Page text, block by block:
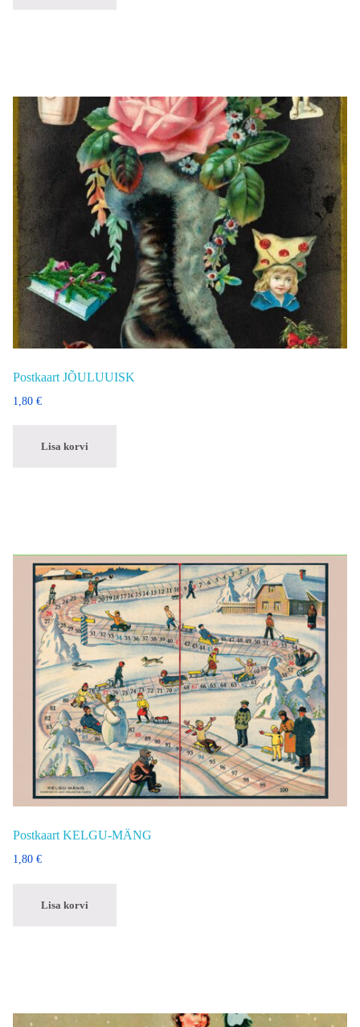
Postkaart JÕULUUISK
1,80 €
Lisa korvi
Postkaart KELGU-MÄNG
1,80 €
Lisa korvi